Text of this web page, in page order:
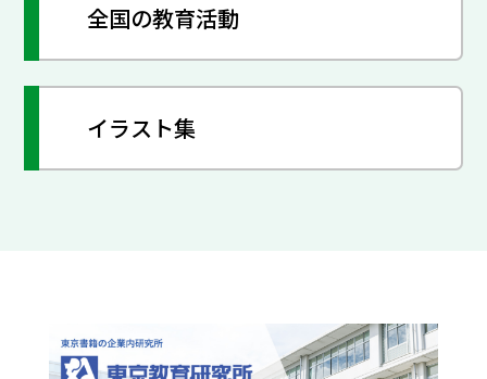
全国の教育活動
イラスト集